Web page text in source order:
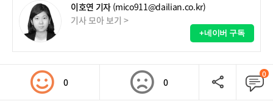
이호연 기자 (mico911@dailian.co.kr)
기사 모아 보기 >
+네이버 구독
0 0
0